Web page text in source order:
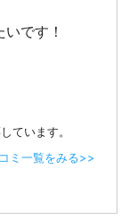
です！
ています。
ミ一覧をみる>>